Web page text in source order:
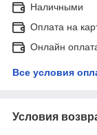
Наличными
Оплата на
Онлайн
Все условия
Условия